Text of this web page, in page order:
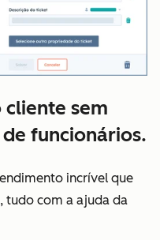
sem
funcionários.
incrível que
tudo com a ajuda da